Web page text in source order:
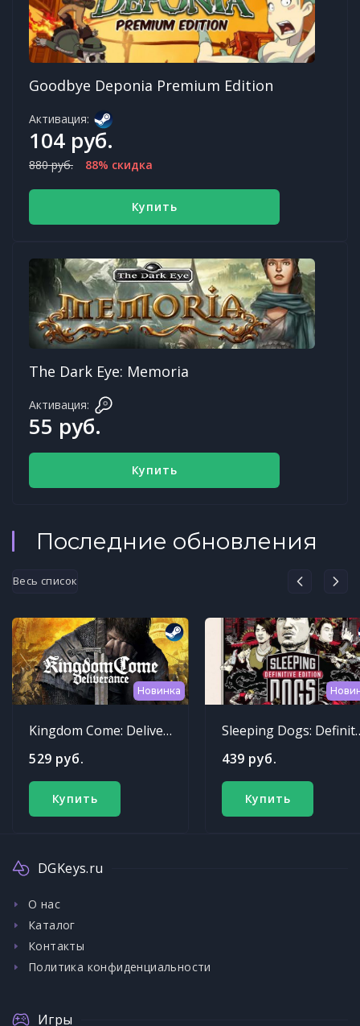
Goodbye Deponia Premium Edition
Активация:
104 руб.
880 руб. 88% скидка
Купить
The Dark Eye: Memoria
Активация:
55 руб.
Купить
Последние обновления
Весь список
Новинка
Kingdom Come: Deliverance
529 руб.
Купить
Sleeping
439 руб.
Купить
DGKeys.ru
О нас
Каталог
Контакты
Политика конфиденциальности
Игры